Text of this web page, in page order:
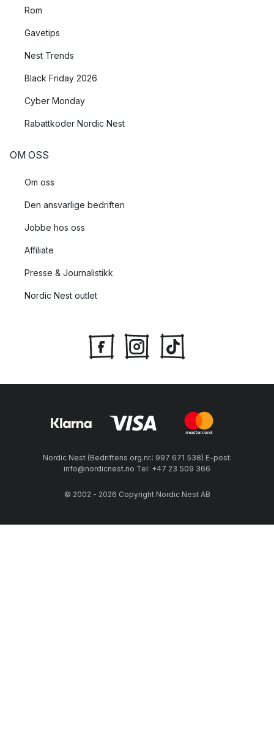
Rom
Gavetips
Nest Trends
Black Friday 2026
Cyber Monday
Rabattkoder Nordic Nest
OM OSS
Om oss
Den ansvarlige bedriften
Jobbe hos oss
Affiliate
Presse & Journalistikk
Nordic Nest outlet
Nordic Nest (Bedriftens org.nr.: 997 671 538) E-post:
info@nordicnest.no Tel: +47 23 509 366
© 2002 - 2026 Copyright Nordic Nest AB